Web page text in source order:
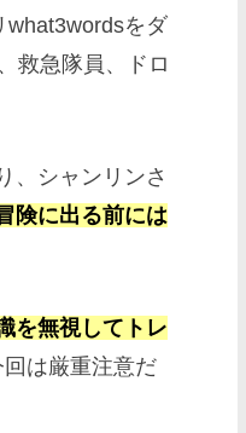
what3wordsをダ
救急隊員、ドロ
、シャンリンさ
険に出る前には
を無視してトレ
は厳重注意だ